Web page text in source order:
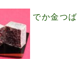
でか金つば